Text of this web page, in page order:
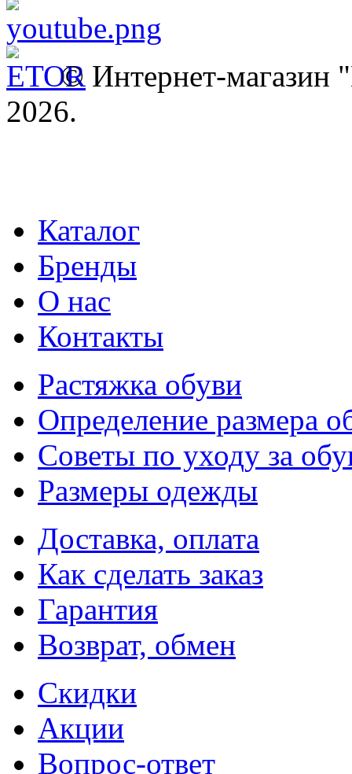
© Интернет-
2026.
Каталог
Бренды
О нас
Контакты
Растяжка обуви
Определение размера
Советы по уходу за
Размеры одежды
Доставка, оплата
Как сделать заказ
Гарантия
Возврат, обмен
Скидки
Акции
Вопрос-ответ